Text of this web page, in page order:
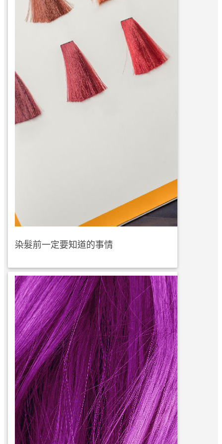
染髮前一定要知道的事情